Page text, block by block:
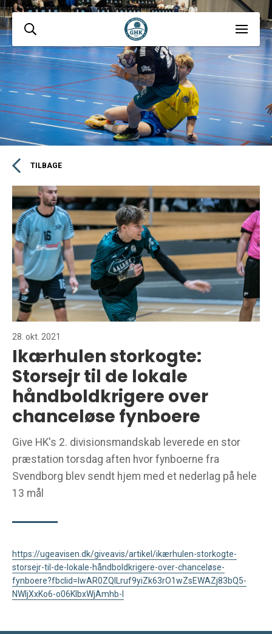
TILBAGE
28. okt. 2021
Ikærhulen storkogte:
Storsejr til de lokale
håndboldkrigere over
chanceløse fynboere
Give HK's 2. divisionsmandskab leverede en stor
præstation torsdag aften hvor fynboerne fra
Svendborg blev sendt hjem med et nederlag på hele
13 mål
https://ugeavisen.dk/giveavis/artikel/ikærhulen-storkogte-
storsejr-til-de-lokale-håndboldkrigere-over-chanceløse-
fynboere?fbclid=IwAR0ZQlLruf9yiZk63rO1wZsEWAZj83bQ5-
NWljXxKo6-o06KIbxWjAmhb-I